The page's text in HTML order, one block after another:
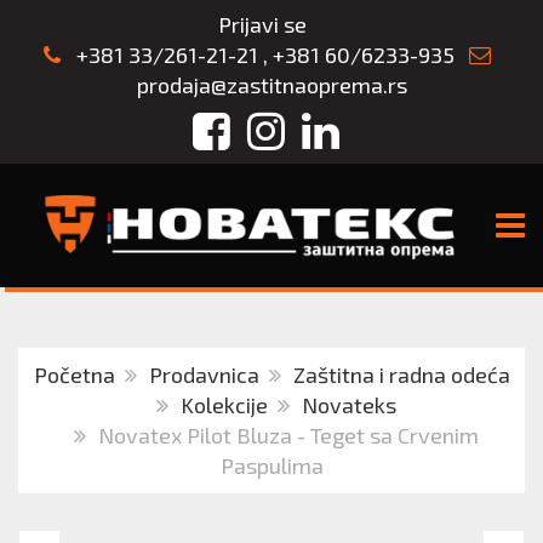
Prijavi se
+381 33/261-21-21 , +381 60/6233-935
prodaja@zastitnaoprema.rs
FacebookInstagram
LinkedIn
Početna Prodavnica
Zaštitna i radna odeća
Kolekcije
Novateks
Novatex Pilot Bluza - Teget sa Crvenim
Paspulima